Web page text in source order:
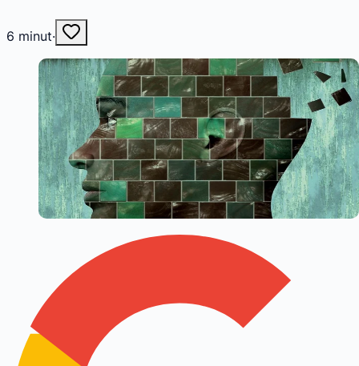
6 minut·